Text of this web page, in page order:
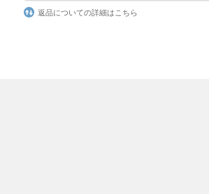
返品についての詳細はこちら